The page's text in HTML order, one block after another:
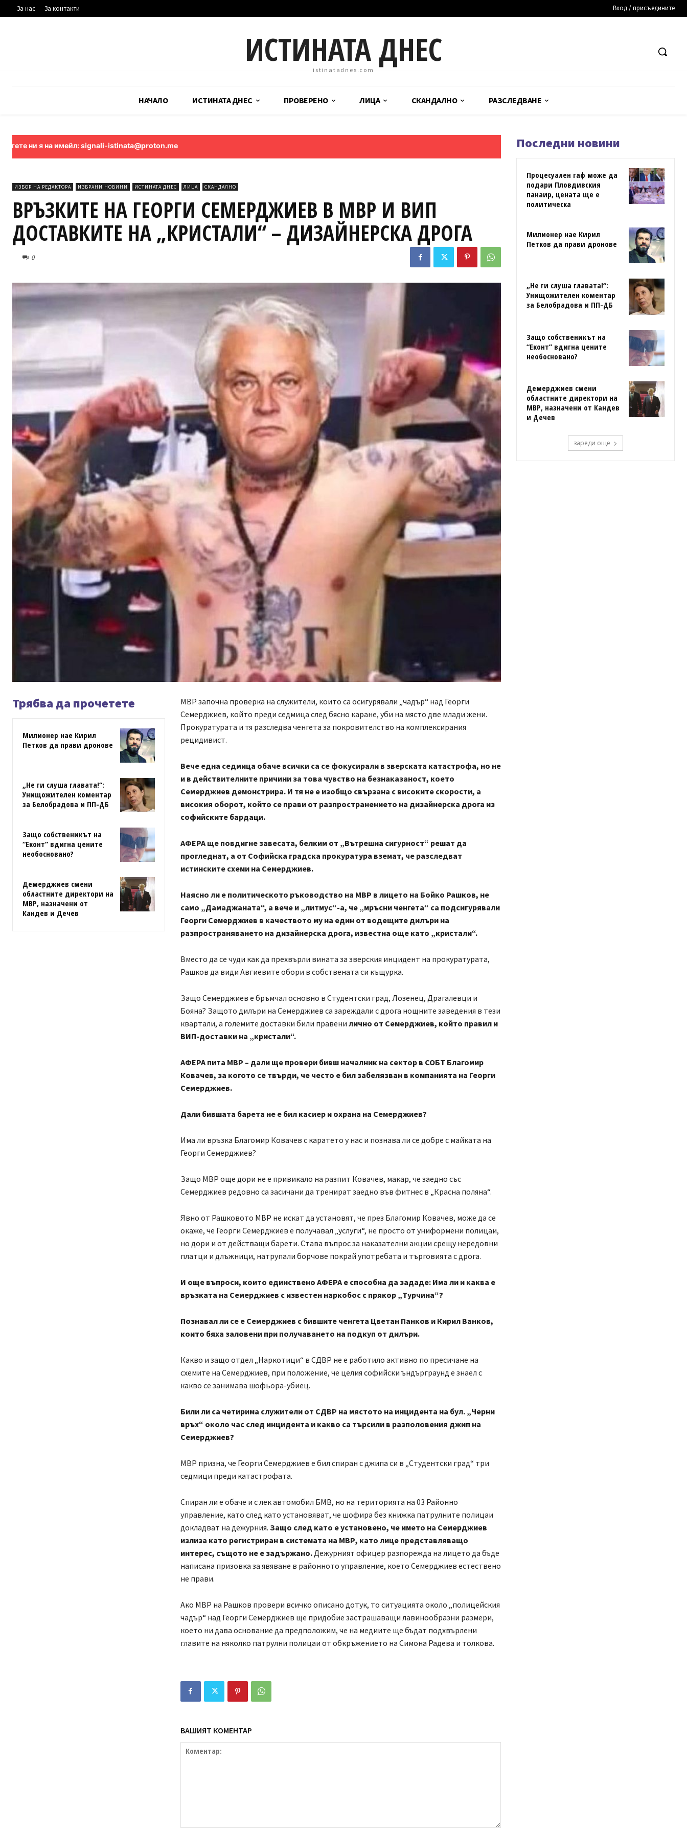
За нас За контакти Вход / присъедините
ИСТИНАТА ДНЕС
istinatadnes.com
НАЧАЛО ИСТИНАТА ДНЕС ПРОВЕРЕНО ЛИЦА СКАНДАЛНО РАЗСЛЕДВАНЕ
имейл:signali-istinata@proton.me
ИЗБОР НА РЕДАКТОРА ИЗБРАНИ НОВИНИ ИСТИНАТА ДНЕС ЛИЦА СКАНДАЛНО
ВРЪЗКИТЕ НА ГЕОРГИ СЕМЕРДЖИЕВ В МВР И ВИП
ДОСТАВКИТЕ НА „КРИСТАЛИ“ – ДИЗАЙНЕРСКА ДРОГА
0
Трябва да прочетете
Милионер нае Кирил
Петков да прави дронове
„Не ги слуша главата!“:
Унищожителен коментар
за Белобрадова и ПП-ДБ
Защо собственикът на
“Еконт” вдигна цените
необосновано?
Демерджиев смени
областните директори на
МВР, назначени от
Кандев и Дечев
МВР започна проверка на служители, които са осигурявали „чадър“ над Георги
Семерджиев, който преди седмица след бясно каране, уби на място две млади жени.
Прокуратурата и тя разследва ченгета за покровителство на комплексирания
рецидивист.
Вече една седмица обаче всички са се фокусирали в зверската катастрофа, но не
и в действителните причини за това чувство на безнаказаност, което
Семерджиев демонстрира. И тя не е изобщо свързана с високите скорости, а
високия оборот, който се прави от разпространението на дизайнерска дрога из
софийските бардаци.
АФЕРА ще повдигне завесата, белким от „Вътрешна сигурност“ решат да
прогледнат, а от Софийска градска прокуратура вземат, че разследват
истинските схеми на Семерджиев.
Наясно ли е политическото ръководство на МВР в лицето на Бойко Рашков, не
само „Дамаджаната“, а вече и „литмус“-а, че „мръсни ченгета“ са подсигурявали
Георги Семерджиев в качеството му на един от водещите дилъри на
разпространяването на дизайнерска дрога, известна още като „кристали“.
Вместо да се чуди как да прехвърли вината за зверския инцидент на прокуратурата,
Рашков да види Авгиевите обори в собствената си къщурка.
Защо Семерджиев е бръмчал основно в Студентски град, Лозенец, Драгалевци и
Бояна? Защото дилъри на Семерджиев са зареждали с дрога нощните заведения в тези
квартали, а големите доставки били правени лично от Семерджиев, който правил и
ВИП-доставки на „кристали“.
АФЕРА пита МВР – дали ще провери бивш началник на сектор в СОБТ Благомир
Ковачев, за когото се твърди, че често е бил забелязван в компанията на Георги
Семерджиев.
Дали бившата барета не е бил касиер и охрана на Семерджиев?
Има ли връзка Благомир Ковачев с каратето у нас и познава ли се добре с майката на
Георги Семерджиев?
Защо МВР още дори не е привикало на разпит Ковачев, макар, че заедно със
Семерджиев редовно са засичани да тренират заедно във фитнес в „Красна поляна“.
Явно от Рашковото МВР не искат да установят, че през Благомир Ковачев, може да се
окаже, че Георги Семерджиев е получавал „услуги“, не просто от униформени полицаи,
но дори и от действащи барети. Става въпрос за наказателни акции срещу нередовни
платци и длъжници, натрупали борчове покрай употребата и търговията с дрога.
И още въпроси, които единствено АФЕРА е способна да зададе: Има ли и каква е
връзката на Семерджиев с известен наркобос с прякор „Турчина“?
Познавал ли се е Семерджиев с бившите ченгета Цветан Панков и Кирил Ванков,
които бяха заловени при получаването на подкуп от дилъри.
Какво и защо отдел „Наркотици“ в СДВР не е работило активно по пресичане на
схемите на Семерджиев, при положение, че целия софийски ъндърграунд е знаел с
какво се занимава шофьора-убиец.
Били ли са четирима служители от СДВР на мястото на инцидента на бул. „Черни
връх“ около час след инцидента и какво са търсили в разполовения джип на
Семерджиев?
МВР призна, че Георги Семерджиев е бил спиран с джипа си в „Студентски град“ три
седмици преди катастрофата.
Спиран ли е обаче и с лек автомобил БМВ, но на територията на 03 Районно
управление, като след като установяват, че шофира без книжка патрулните полицаи
докладват на дежурния. Защо след като е установено, че името на Семерджиев
излиза като регистриран в системата на МВР, като лице представляващо
интерес, същото не е задържано.Дежурният офицер разпорежда на лицето да бъде
написана призовка за явяване в районното управление, което Семерджиев естествено
не прави.
Ако МВР на Рашков провери всичко описано дотук, то ситуацията около „полицейския
чадър“ над Георги Семерджиев ще придобие застрашаващи лавинообразни размери,
което ни дава основание да предположим, че на медиите ще бъдат подхвърлени
главите на няколко патрулни полицаи от обкръжението на Симона Радева и толкова.
ВАШИЯТ КОМЕНТАР
Последни новини
Процесуален гаф може да
подари Пловдивския
панаир, цената ще е
политическа
Милионер нае Кирил
Петков да прави дронове
„Не ги слуша главата!“:
Унищожителен коментар
за Белобрадова и ПП-ДБ
Защо собственикът на
“Еконт” вдигна цените
необосновано?
Демерджиев смени
областните директори на
МВР, назначени от Кандев
и Дечев
зареди още